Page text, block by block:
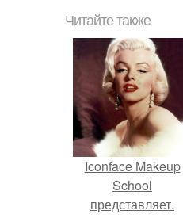
Читайте также
Iconface Makeup
School
представляет.